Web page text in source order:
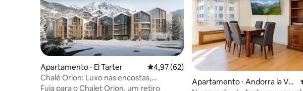
Apartamento ⋅ El Tarter 4,97 de uma avaliação média de 5, 62
4,97 (62)
Chalé Orion: Luxo nas encostas,
academia, sauna, piscina
Fuja para o Chalet Orion, um retiro
Apartamento ⋅ Andorra la Vell